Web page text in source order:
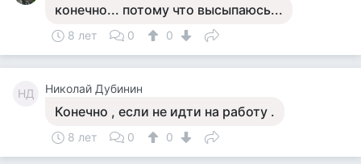
конечно... потому что высыпаюсь...
8 лет 0 0
НД Николай Дубинин
Конечно , если не идти на работу .
8 лет 0 0